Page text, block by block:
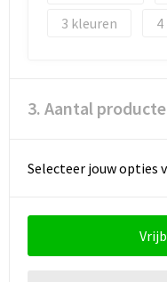
3
4
3. Aantal
Selecteer jouw opties